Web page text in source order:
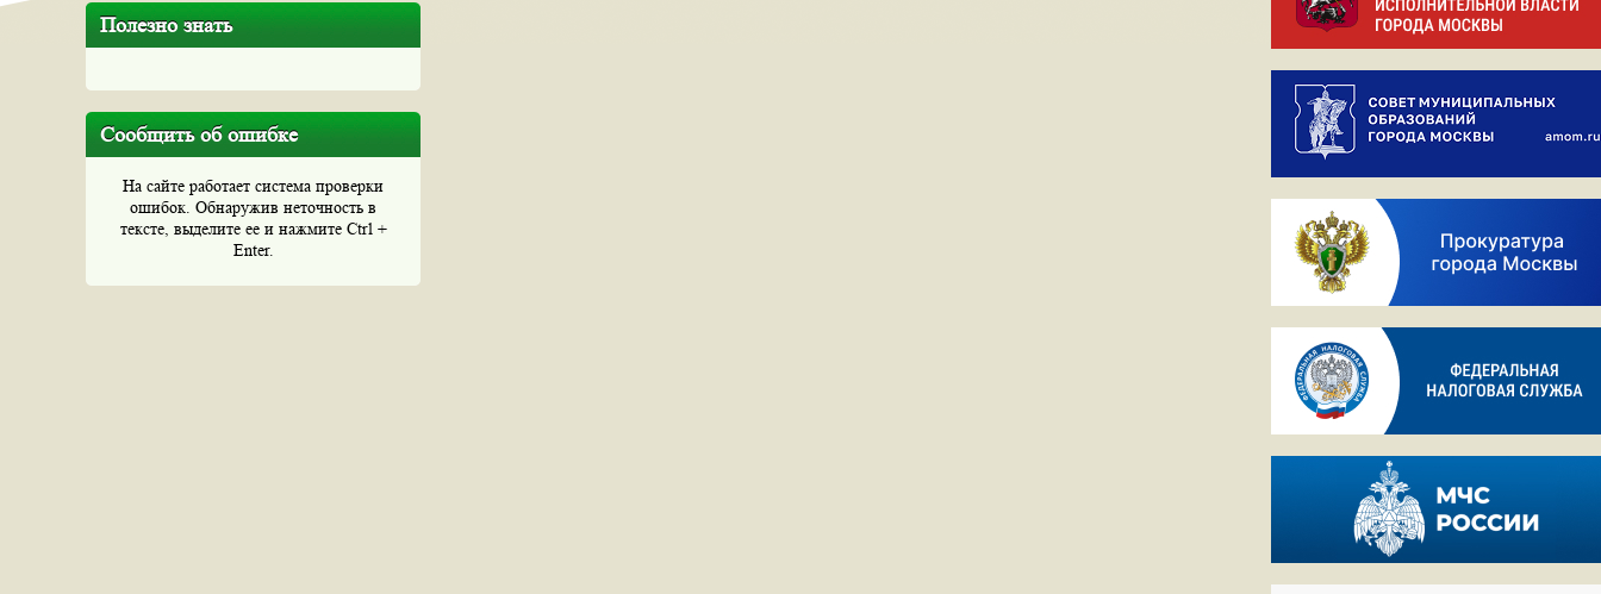
Полезно знать
Сообщить об ошибке
На сайте работает система проверки
ошибок. Обнаружив неточность в
тексте, выделите ее и нажмите Ctrl +
Enter.